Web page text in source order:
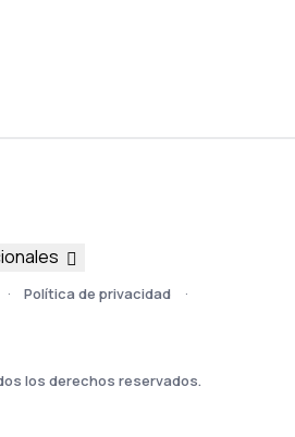
Política de privacidad
los derechos reservados.